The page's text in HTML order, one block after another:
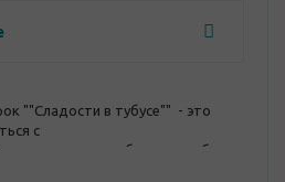
""Сладости в тубусе"" - это
с
в перерыв и обсудить рабочие